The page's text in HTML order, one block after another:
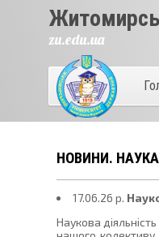
zu.edu.ua
НОВИНИ. НАУКА
17.06.26 p.
Наукова